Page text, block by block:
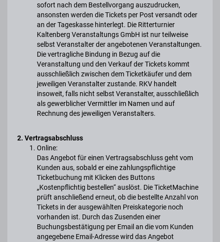
sofort nach dem Bestellvorgang auszudrucken,
ansonsten werden die Tickets per Post versandt oder
an der Tageskasse hinterlegt. Die Ritterturnier
Kaltenberg Veranstaltungs GmbH ist nur teilweise
selbst Veranstalter der angebotenen Veranstaltungen.
Die vertragliche Bindung in Bezug auf die
Veranstaltung und den Verkauf der Tickets kommt
ausschließlich zwischen dem Ticketkäufer und dem
jeweiligen Veranstalter zustande. RKV handelt
insoweit, falls nicht selbst Veranstalter, ausschließlich
als gewerblicher Vermittler im Namen und auf
Rechnung des jeweiligen Veranstalters.
2. Vertragsabschluss
Online:
Das Angebot für einen Vertragsabschluss geht vom
Kunden aus, sobald er eine zahlungspflichtige
Ticketbuchung mit Klicken des Buttons
„Kostenpflichtig bestellen“ auslöst. Die TicketMachine
prüft anschließend erneut, ob die bestellte Anzahl von
Tickets in der ausgewählten Preiskategorie noch
vorhanden ist. Durch das Zusenden einer
Buchungsbestätigung per Email an die vom Kunden
angegebene Email-Adresse wird das Angebot